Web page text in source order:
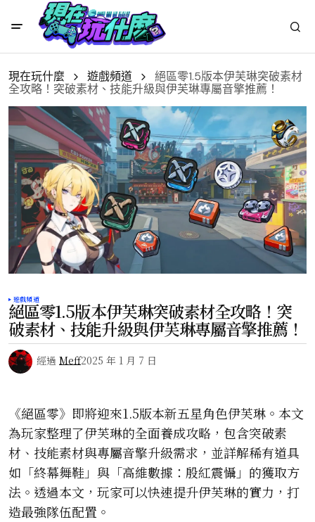
現在玩什麼 遊戲頻道
絕區零1.5版本伊芙琳突破素材
全攻略！突破素材、技能升級與伊芙琳專屬音擎推薦！
遊戲頻道
絕區零1.5版本伊芙琳突破素材全攻略！突
破素材、技能升級與伊芙琳專屬音擎推薦！
經過 Meff2025 年 1 月 7 日
《絕區零》即將迎來1.5版本新五星角色伊芙琳。本文
為玩家整理了伊芙琳的全面養成攻略，包含突破素
材、技能素材與專屬音擎升級需求，並詳解稀有道具
如「終幕舞鞋」與「高維數據：殷紅震懾」的獲取方
法。透過本文，玩家可以快速提升伊芙琳的實力，打
造最強隊伍配置。